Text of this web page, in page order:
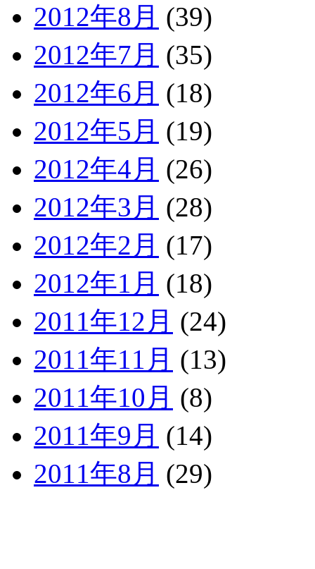
2012年8月 (39)
2012年7月 (35)
2012年6月 (18)
2012年5月 (19)
2012年4月 (26)
2012年3月 (28)
2012年2月 (17)
2012年1月 (18)
2011年12月 (24)
2011年11月 (13)
2011年10月 (8)
2011年9月 (14)
2011年8月 (29)